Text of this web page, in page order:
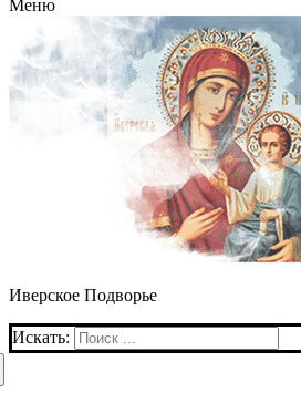
Меню
Иверское Подворье
Искать: